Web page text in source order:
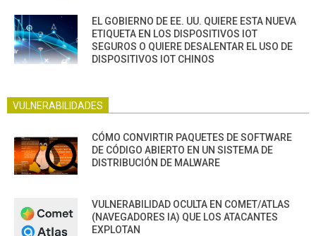
EL GOBIERNO DE EE. UU. QUIERE ESTA NUEVA
ETIQUETA EN LOS DISPOSITIVOS IOT
SEGUROS O QUIERE DESALENTAR EL USO DE
DISPOSITIVOS IOT CHINOS
VULNERABILIDADES
CÓMO CONVIRTIR PAQUETES DE SOFTWARE
DE CÓDIGO ABIERTO EN UN SISTEMA DE
DISTRIBUCIÓN DE MALWARE
VULNERABILIDAD OCULTA EN COMET/ATLAS
(NAVEGADORES IA) QUE LOS ATACANTES
EXPLOTAN